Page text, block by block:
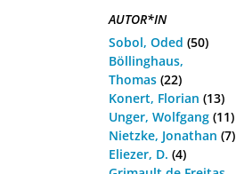
AUTOR*IN
Sobol, Oded (50)
Böllinghaus,
Thomas (22)
Konert, Florian (13)
Unger, Wolfgang (11)
Nietzke, Jonathan (7)
Eliezer, D. (4)